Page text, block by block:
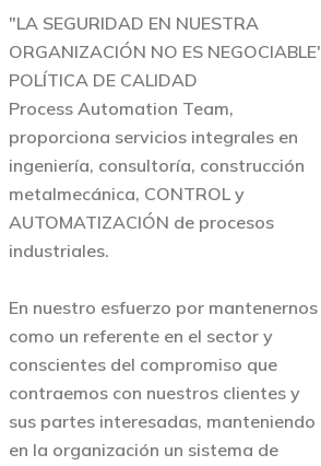
"LA SEGURIDAD EN NUESTRA
ORGANIZACIÓN NO ES
POLÍTICA DE CALIDAD
Process Automation Team,
proporciona servicios integrales en
ingeniería, consultoría, construcción
metalmecánica, CONTROL y
AUTOMATIZACIÓN de procesos
industriales.
En nuestro esfuerzo por mantenernos
como un referente en el sector y
conscientes del compromiso que
contraemos con nuestros clientes y
sus partes interesadas, manteniendo
en la organización un sistema de